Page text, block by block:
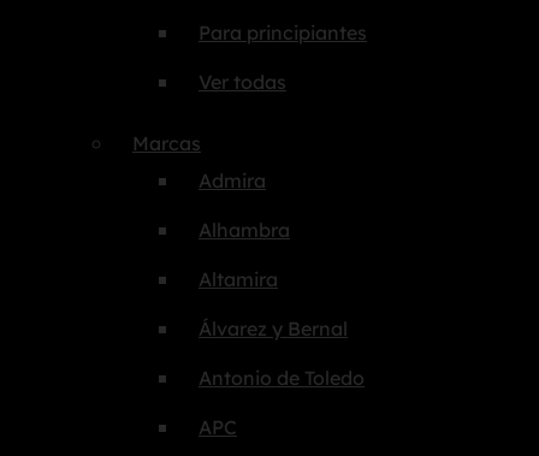
Para principiantes
Ver todas
Marcas
Admira
Alhambra
Altamira
Álvarez y Bernal
Antonio de Toledo
APC